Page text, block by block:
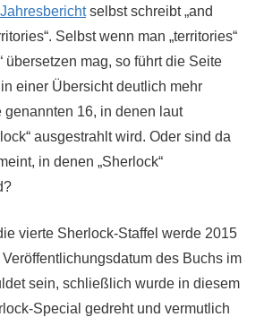
Jahresberichtselbst schreibt „and
Selbst wenn man „territories“
übersetzen mag, so führt die Seite
in einer Übersicht deutlich mehr
genannten 16, in denen laut
ausgestrahlt wird. Oder sind da
in denen „Sherlock“
vierte Sherlock-Staffel werde 2015
des Buchs im
sein, schließlich wurde in diesem
Special gedreht und vermutlich